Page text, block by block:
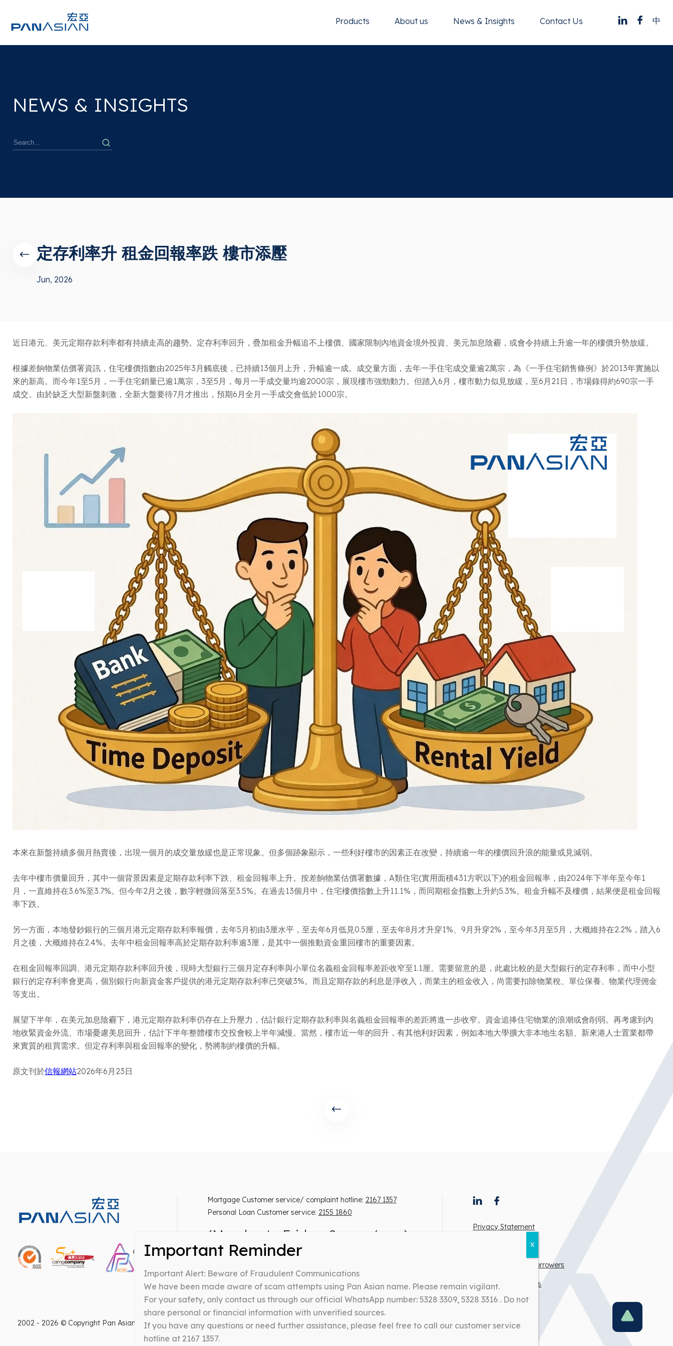
Products About us News & Insights Contact Us 中
NEWS & INSIGHTS
定存利率升 租金回報率跌 樓市添壓
Jun, 2026
近日港元、美元定期存款利率都有持續走高的趨勢。定存利率回升，疊加租金升幅追不上樓價、國家限制內地資金境外投資、美元加息陰霾，或會令持續上升逾一年的樓價升勢放緩。
根據差餉物業估價署資訊，住宅樓價指數由2025年3月觸底後，已持續13個月上升，升幅逾一成。成交量方面，去年一手住宅成交量逾2萬宗，為《一手住宅銷售條例》於2013年實施以
來的新高。而今年1至5月，一手住宅銷量已逾1萬宗，3至5月，每月一手成交量均逾2000宗，展現樓市強勁動力。但踏入6月，樓市動力似見放緩，至6月21日，市場錄得約690宗一手
成交。由於缺乏大型新盤刺激，全新大盤要待7月才推出，預期6月全月一手成交會低於1000宗。
本來在新盤持續多個月熱賣後，出現一個月的成交量放緩也是正常現象。但多個跡象顯示，一些利好樓市的因素正在改變，持續逾一年的樓價回升浪的能量或見減弱。
去年中樓市價量回升，其中一個背景因素是定期存款利率下跌、租金回報率上升。按差餉物業估價署數據，A類住宅(實用面積431方呎以下)的租金回報率，由2024年下半年至今年1
月，一直維持在3.6%至3.7%。但今年2月之後，數字輕微回落至3.5%。在過去13個月中，住宅樓價指數上升11.1%，而同期租金指數上升約5.3%。租金升幅不及樓價，結果便是租金回報
率下跌。
另一方面，本地發鈔銀行的三個月港元定期存款利率報價，去年5月初由3厘水平，至去年6月低見0.5厘，至去年8月才升穿1%、9月升穿2%，至今年3月至5月，大概維持在2.2%，踏入6
月之後，大概維持在2.4%。去年中租金回報率高於定期存款利率逾3厘，是其中一個推動資金重回樓市的重要因素。
在租金回報率回調、港元定期存款利率回升後，現時大型銀行三個月定存利率與小單位名義租金回報率差距收窄至1.1厘。需要留意的是，此處比較的是大型銀行的定存利率，而中小型
銀行的定存利率會更高，個別銀行向新資金客戶提供的港元定期存款利率已突破3%。而且定期存款的利息是淨收入，而業主的租金收入，尚需要扣除物業稅、單位保養、物業代理佣金
等支出。
展望下半年，在美元加息陰霾下，港元定期存款利率仍存在上升壓力，估計銀行定期存款利率與名義租金回報率的差距將進一步收窄。資金追捧住宅物業的浪潮或會削弱。再考慮到內
地收緊資金外流、市場憂慮美息回升，估計下半年整體樓市交投會較上半年減慢。當然，樓市近一年的回升，有其他利好因素，例如本地大學擴大非本地生名額、新來港人士置業都帶
來實質的租買需求。但定存利率與租金回報率的變化，勢將制約樓價的升幅。
原文刊於信報網站2026年6月23日
Mortgage Customer service/ complaint hotline: 2167 1357
Personal Loan Customer service: 2155 1860
(Monday to Friday, 9 am – 6 pm)
intermediaries.
Money lender’s license no: 0371/2026
Privacy Statement
Note to intending borrowers
Career Opportunities
2002 - 2026 © Copyright Pan Asian Mortgage Company Limited All Rights Reserved.
Important Alert: Beware of Fraudulent Communications
We have been made aware of scam attempts using Pan Asian name. Please remain vigilant.
For your safety, only contact us through our official WhatsApp number: 5328 3309, 5328 3316 . Do not
share personal or financial information with unverified sources.
If you have any questions or need further assistance, please feel free to call our customer service
hotline at 2167 1357.